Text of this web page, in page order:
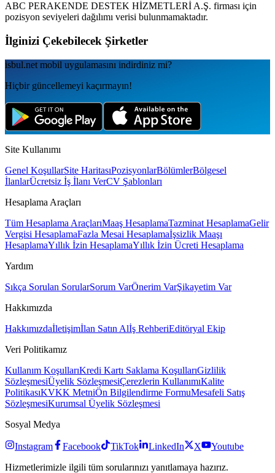
ABC PERAKENDE DESTEK HİZMETLERİ A.Ş. firması için
pozisyon seviyeleri dağılımı verisi bulunmamaktadır.
İlginizi Çekebilecek Şirketler
isbul.net mobil uygulamаsını indirdiniz mi?
Hiçbir güncellemeyi kaçırmayın!
Site Kullanımı
Genel KoşullarSite HaritasıPozisyonlarBölümlerBölgesel
İlanlarÜcretsiz İş İlanı VerCV Şablonları
Hesaplama Araçları
Tüm Hesaplama AraçlarıMaaş HesaplamaTazminat HesaplamaGelir
Vergisi HesaplamaFazla Mesai Hesaplamaİşsizlik Maaşı
HesaplamaYıllık İzin HesaplamaYıllık İzin Ücreti Hesaplama
Yardım
Sıkça Sorulan SorularSorum VarÖnerim VarŞikayetim Var
Hakkımızda
Hakkımızdaİletişimİlan Satın Alİş RehberiEditöryal Ekip
Veri Politikamız
Kullanım KoşullarıKredi Kartı Saklama KoşullarıGizlilik
SözleşmesiÜyelik SözleşmesiÇerezlerin KullanımıKalite
PolitikasıKVKK MetniÖn Bilgilendirme FormuMesafeli Satış
SözleşmesiKurumsal Üyelik Sözleşmesi
Sosyal Medya
Instagram Facebook TikTok LinkedIn X
Youtube
Hizmetlerimizle ilgili tüm sorularınızı yanıtlamaya hazırız.